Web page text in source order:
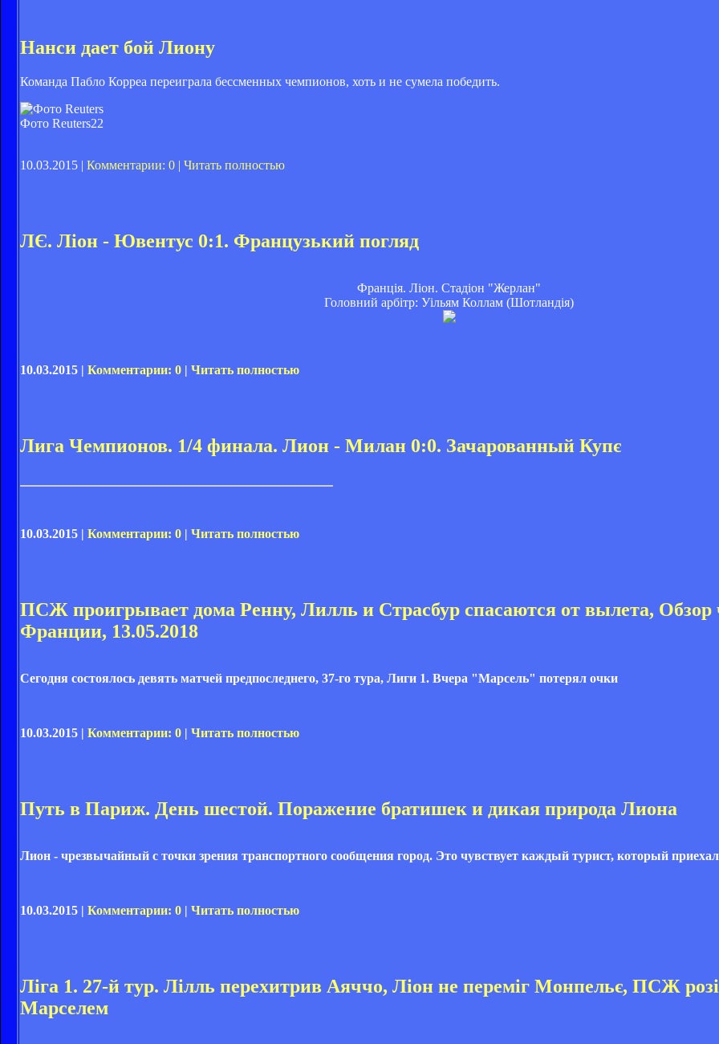
Нанси дает бой Лиону
Команда Пабло Корреа переиграла бессменных чемпионов, хоть и не сумела победить.
Фото Reuters22
10.03.2015 | Комментарии: 0 | Читать полностью
ЛЄ. Ліон - Ювентус 0:1. Французький погляд
Франція. Ліон. Стадіон "Жерлан"
Головний арбітр: Уільям Коллам (Шотландія)
10.03.2015 | Комментарии: 0 | Читать полностью
Лига Чемпионов. 1/4 финала. Лион - Милан 0:0. Зачарованный Купє
10.03.2015 | Комментарии: 0 Читать полностью
ПСЖ проигрывает дома Ренну, Лилль и Страсбур спасаются от вылета, Обзор
Франции, 13.05.2018
Сегодня состоялось девять матчей предпоследнего, 37-го тура, Лиги 1. Вчера "Марсель" потерял очки
10.03.2015 | Комментарии: 0 | Читать полностью
Путь в Париж. День шестой. Поражение братишек и дикая природа Лиона
Лион - чрезвычайный с точки зрения транспортного сообщения город. Это чувствует каждый турист, который
10.03.2015 | Комментарии: 0 | Читать полностью
Ліга 1. 27-й тур. Лілль перехитрив Аяччо, Ліон не переміг Монпельє, ПСЖ
Марселем